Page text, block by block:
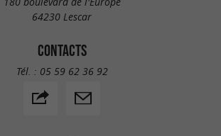
64230 Lescar
CONTACTS
Tél. : 05 59 62 36 92